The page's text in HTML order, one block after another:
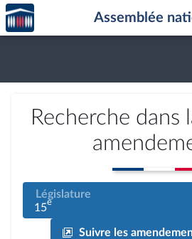
Aller au contenu
Aller en bas de la page
Accèder
à la
page
Assemblée
Recherche dans
Législature
15e
Suivre les